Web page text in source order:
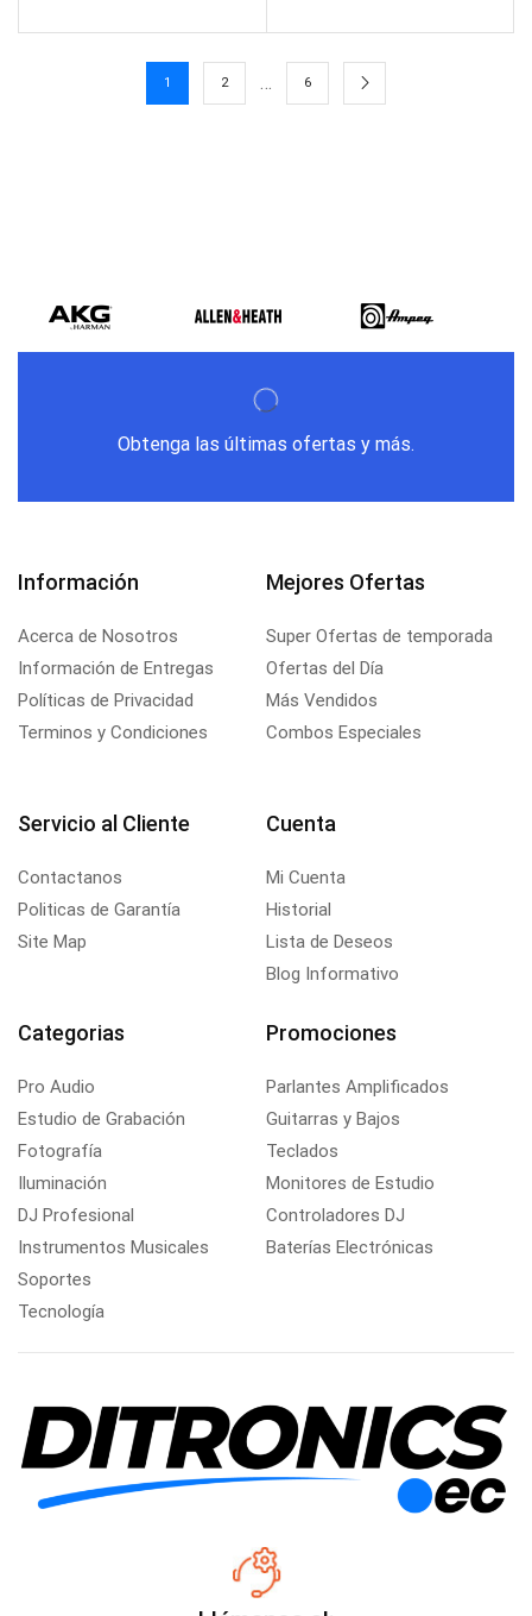
1 2 6
Obtenga las últimas ofertas y más.
Información
Acerca de Nosotros
Información de Entregas
Políticas de Privacidad
Terminos y Condiciones
Mejores Ofertas
Super Ofertas de temporada
Ofertas del Día
Más Vendidos
Combos Especiales
Servicio al Cliente
Contactanos
Politicas de Garantía
Site Map
Cuenta
Mi Cuenta
Historial
Lista de Deseos
Blog Informativo
Categorias
Pro Audio
Estudio de Grabación
Fotografía
Iluminación
DJ Profesional
Instrumentos Musicales
Soportes
Tecnología
Promociones
Parlantes Amplificados
Guitarras y Bajos
Teclados
Monitores de Estudio
Controladores DJ
Baterías Electrónicas